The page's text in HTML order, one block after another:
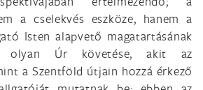
a cselekvés eszköze, hanem a
Isten alapvető magatartásának
olyan Úr követése, akit az
a Szentföld útjain hozzá érkező